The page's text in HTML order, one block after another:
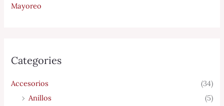
Mayoreo
Categories
Accesorios
(34)
Anillos
(5)